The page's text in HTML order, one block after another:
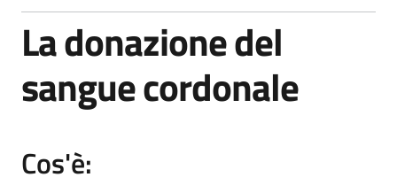
per
La donazione del
sangue cordonale
Cos'è: